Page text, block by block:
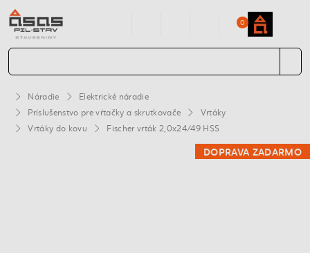
0
Náradie
Elektrické náradie
Príslušenstvo pre vŕtačky a skrutkovače
Vrtáky
Vrtáky do kovu
Fischer vrták 2,0x24/49 HSS
DOPRAVA ZADARMO